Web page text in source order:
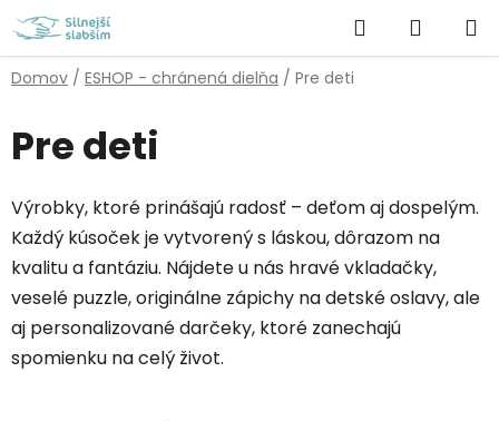
Prejsť
na
obsah
Hľadať
KOŠÍK
Domov / ESHOP - chránená dielňa / Pre deti
Pre deti
Výrobky, ktoré prinášajú radosť – deťom aj dospelým.
Každý kúsoček je vytvorený s láskou, dôrazom na
kvalitu a fantáziu. Nájdete u nás hravé vkladačky,
veselé puzzle, originálne zápichy na detské oslavy, ale
aj personalizované darčeky, ktoré zanechajú
spomienku na celý život.